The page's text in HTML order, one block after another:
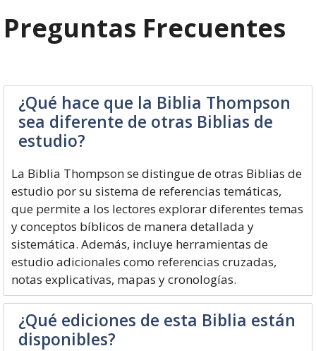
Preguntas Frecuentes
¿Qué hace que la Biblia Thompson
sea diferente de otras Biblias de
estudio?
La Biblia Thompson se distingue de otras Biblias de
estudio por su sistema de referencias temáticas,
que permite a los lectores explorar diferentes temas
y conceptos bíblicos de manera detallada y
sistemática. Además, incluye herramientas de
estudio adicionales como referencias cruzadas,
notas explicativas, mapas y cronologías.
¿Qué ediciones de esta Biblia están
disponibles?